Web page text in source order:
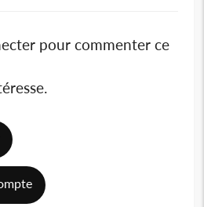
pour commenter ce